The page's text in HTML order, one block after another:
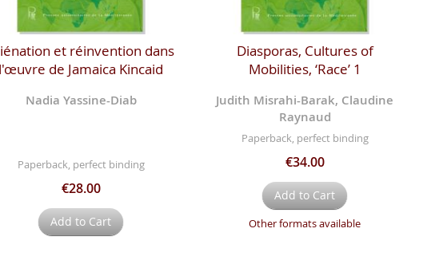
et réinvention dans
l'œuvre de Jamaica Kincaid
Nadia Yassine-Diab
Paperback, perfect binding
€28.00
Add to Cart
Diasporas, Cultures of
Mobilities, ‘Race’ 1
Judith Misrahi-Barak, Claudine
Raynaud
Paperback, perfect binding
€34.00
Add to Cart
Other formats available